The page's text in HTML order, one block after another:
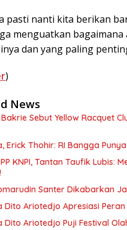
pasti nanti kita berikan
menguatkan
dan yang paling
)
News
Sebut Yellow Racquet
Erick Thohir: RI Bangga
KNPI, Tantan Taufik Lubis:
Santer Dikabarkan
Dito Ariotedjo Apresiasi
Dito Ariotedjo Puji Festival